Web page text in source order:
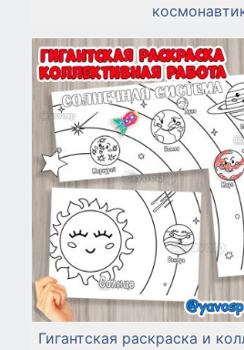
Гигантская раскраска и